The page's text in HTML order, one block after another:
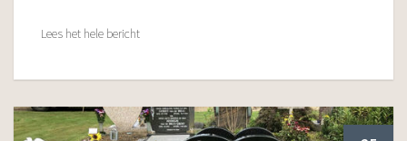
Lees het hele bericht